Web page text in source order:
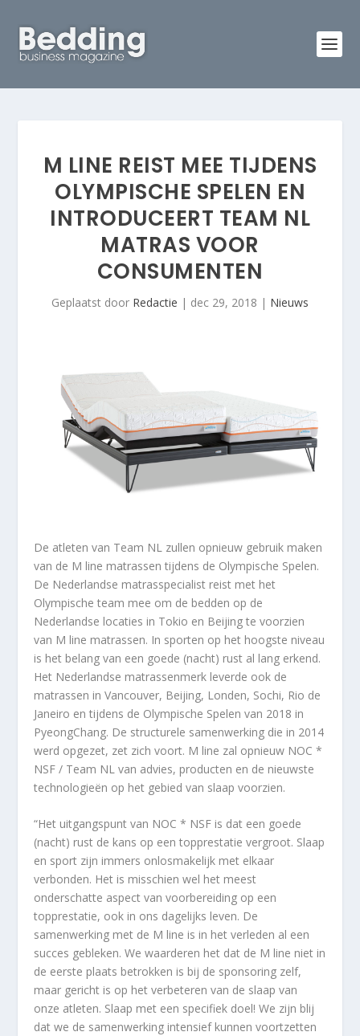
M LINE REIST MEE TIJDENS
OLYMPISCHE SPELEN EN
INTRODUCEERT TEAM NL
MATRAS VOOR
CONSUMENTEN
Geplaatst door Redactie | dec 29, 2018 | Nieuws
De atleten van Team NL zullen opnieuw gebruik maken
van de M line matrassen tijdens de Olympische Spelen.
De Nederlandse matrasspecialist reist met het
Olympische team mee om de bedden op de
Nederlandse locaties in Tokio en Beijing te voorzien
van M line matrassen. In sporten op het hoogste niveau
is het belang van een goede (nacht) rust al lang erkend.
Het Nederlandse matrassenmerk leverde ook de
matrassen in Vancouver, Beijing, Londen, Sochi, Rio de
Janeiro en tijdens de Olympische Spelen van 2018 in
PyeongChang. De structurele samenwerking die in 2014
werd opgezet, zet zich voort. M line zal opnieuw NOC *
NSF / Team NL van advies, producten en de nieuwste
technologieën op het gebied van slaap voorzien.
“Het uitgangspunt van NOC * NSF is dat een goede
(nacht) rust de kans op een topprestatie vergroot. Slaap
en sport zijn immers onlosmakelijk met elkaar
verbonden. Het is misschien wel het meest
onderschatte aspect van voorbereiding op een
topprestatie, ook in ons dagelijks leven. De
samenwerking met de M line is in het verleden al een
succes gebleken. We waarderen het dat de M line niet in
de eerste plaats betrokken is bij de sponsoring zelf,
maar gericht is op het verbeteren van de slaap van
onze atleten. Slaap met een specifiek doel! We zijn blij
dat we de samenwerking intensief kunnen voortzetten